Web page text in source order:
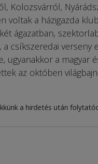
Kolozsvárról,
voltak a házigazda
ágazatban,
csíkszeredai verseny
ugyanakkor a magyar
az októberi
a hirdetés után